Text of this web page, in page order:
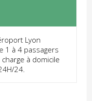
Lyon
1 à 4 passagers
à domicile
24.